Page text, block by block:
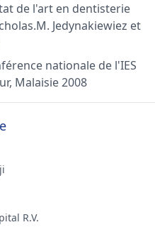
de l'art en dentisterie
Jedynakiewiez et
nationale de l'IES
Malaisie 2008
R.V.